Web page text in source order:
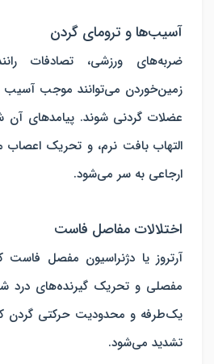
آسیب‌ها و ترومای گردن
زمین‌خوردن می‌توانند موجب آسیب
عضلات گردنی شوند. پیامدهای آن
التهاب بافت نرم، و تحریک
ارجاعی به سر می‌شود.
اختلالات مفاصل فاست
آرتروز یا دژنراسیون مفصل
مفصلی و تحریک گیرنده‌های درد
یک‌طرفه و محدودیت حرکتی گردن
تشدید می‌شود.